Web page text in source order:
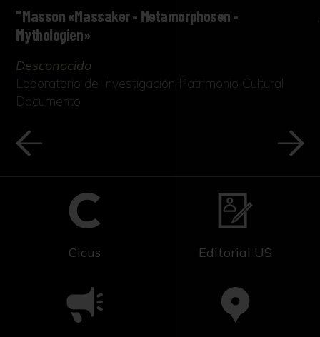
"Masson «Massaker - Metamorphosen -
Mythologien»
Desconocido
Laboratorio de Investigación Patrimonio Cultural
Documento
Cicus Editorial US